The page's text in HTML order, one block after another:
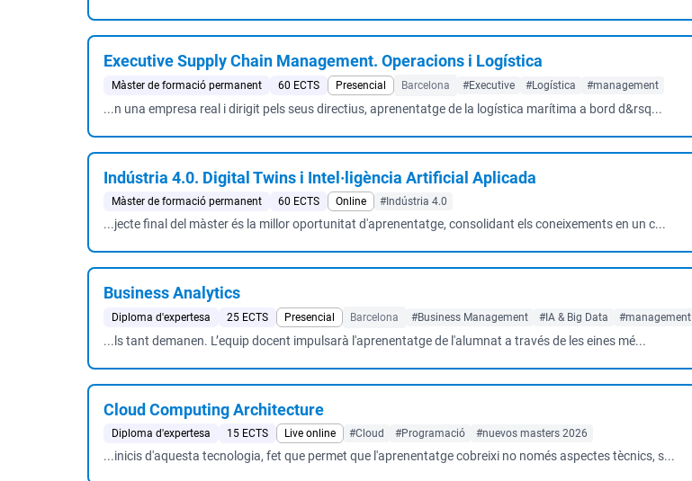
Executive Supply Chain Management. Operacions i Logística
Màster de formació permanent 60 ECTS Presencial Barcelona #Executive #Logística #management
...n una empresa real i dirigit pels seus directius, aprenentatge de la logística marítima a bord d&rsq...
Indústria 4.0. Digital Twins i Intel·ligència Artificial Aplicada
Màster de formació permanent 60 ECTS Online #Indústria 4.0
...jecte final del màster és la millor oportunitat d'aprenentatge, consolidant els coneixements en un c...
Business Analytics
Diploma d'expertesa 25 ECTS Presencial Barcelona #Business Management #IA & Big Data #management
...ls tant demanen. L’equip docent impulsarà l'aprenentatge de l'alumnat a través de les eines mé...
Cloud Computing Architecture
Diploma d'expertesa 15 ECTS Live online #Cloud #Programació #nuevos masters 2026
...inicis d'aquesta tecnologia, fet que permet que l'aprenentatge cobreixi no només aspectes tècnics, s...